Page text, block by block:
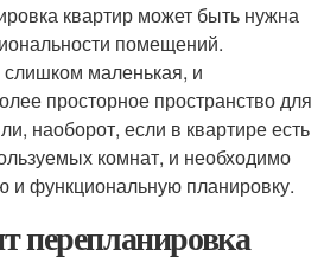
квартир может быть нужна
помещений.
маленькая, и
просторное пространство для
наоборот, если в квартире есть
комнат, и необходимо
и функциональную планировку.
перепланировка